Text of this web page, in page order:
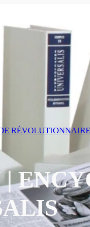
RÉVOLUTIONNAIRE
|